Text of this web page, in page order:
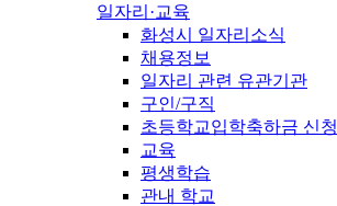
일자리·교육
화성시 일자리소식
채용정보
일자리 관련 유관기관
구인/구직
초등학교입학축하금 신청
교육
평생학습
관내 학교